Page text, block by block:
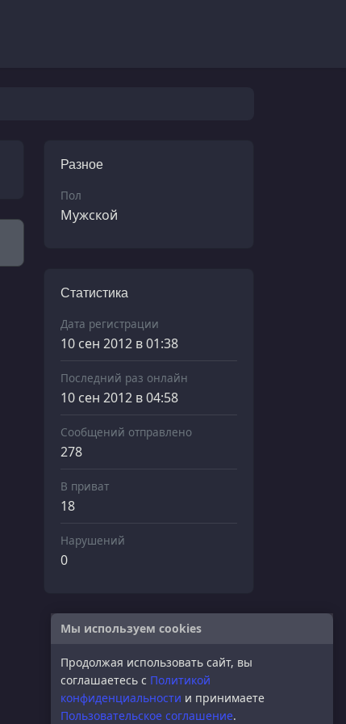
Разное
Пол
Мужской
Статистика
Дата регистрации
10 сен 2012 в 01:38
Последний раз онлайн
10 сен 2012 в 04:58
Сообщений отправлено
278
В приват
18
Нарушений
0
Мы используем cookies
Продолжая использовать сайт, вы
соглашаетесь с Политикой
конфиденциальности и принимаете
Пользовательское соглашение.